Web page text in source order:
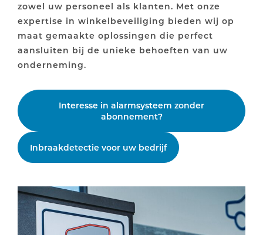
zowel uw personeel als klanten. Met onze
expertise in winkelbeveiliging bieden wij op
maat gemaakte oplossingen die perfect
aansluiten bij de unieke behoeften van uw
onderneming.
Interesse in alarmsysteem zonder
abonnement?
Inbraakdetectie voor uw bedrijf